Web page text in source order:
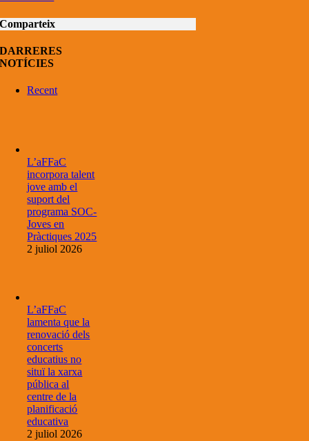
Comparteix
DARRERES
NOTÍCIES
Recent
L’aFFaC
incorpora talent
jove amb el
suport del
programa SOC-
Joves en
Pràctiques 2025
2 juliol 2026
L’aFFaC
lamenta que la
renovació dels
concerts
educatius no
situï la xarxa
pública al
centre de la
planificació
educativa
2 juliol 2026